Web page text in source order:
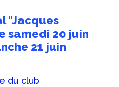
"Jacques
samedi 20 juin
21 juin
du club